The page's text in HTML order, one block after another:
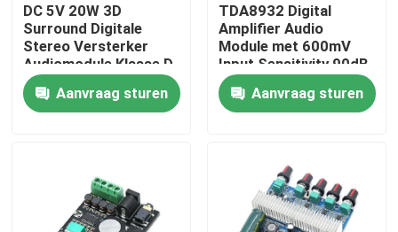
Thuis
Over Ons
DC 5V 20W 3D
Surround Digitale
Stereo Versterker
Audiomodule Klasse D
Versterker Board
Aanvraag sturen
TDA8932 Digital
Amplifier Audio
Module met 600mV
Input Sensitivity 90dB
SNR en 3W Output
PowerAanvraag sturen